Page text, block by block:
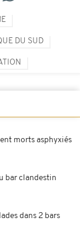
DU SUD
morts asphyxiés
bar clandestin
dans 2 bars